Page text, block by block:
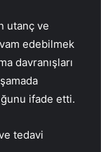
utanç ve
edebilmek
davranışları
ifade etti.
tedavi